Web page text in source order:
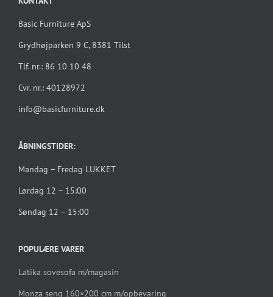
Basic Furniture ApS
Grydhøjparken 9 C, 8381 Tilst
Tlf. nr.: 86 10 10 48
Cvr. nr.: 40128972
info@basicfurniture.dk
ÅBNINGSTIDER:
Mandag – Fredag LUKKET
Lørdag 12 – 15:00
Søndag 12 – 15:00
POPULÆRE VARER
Latika sovesofa m/magasin
Monza seng 160×200 cm m/opbevaring